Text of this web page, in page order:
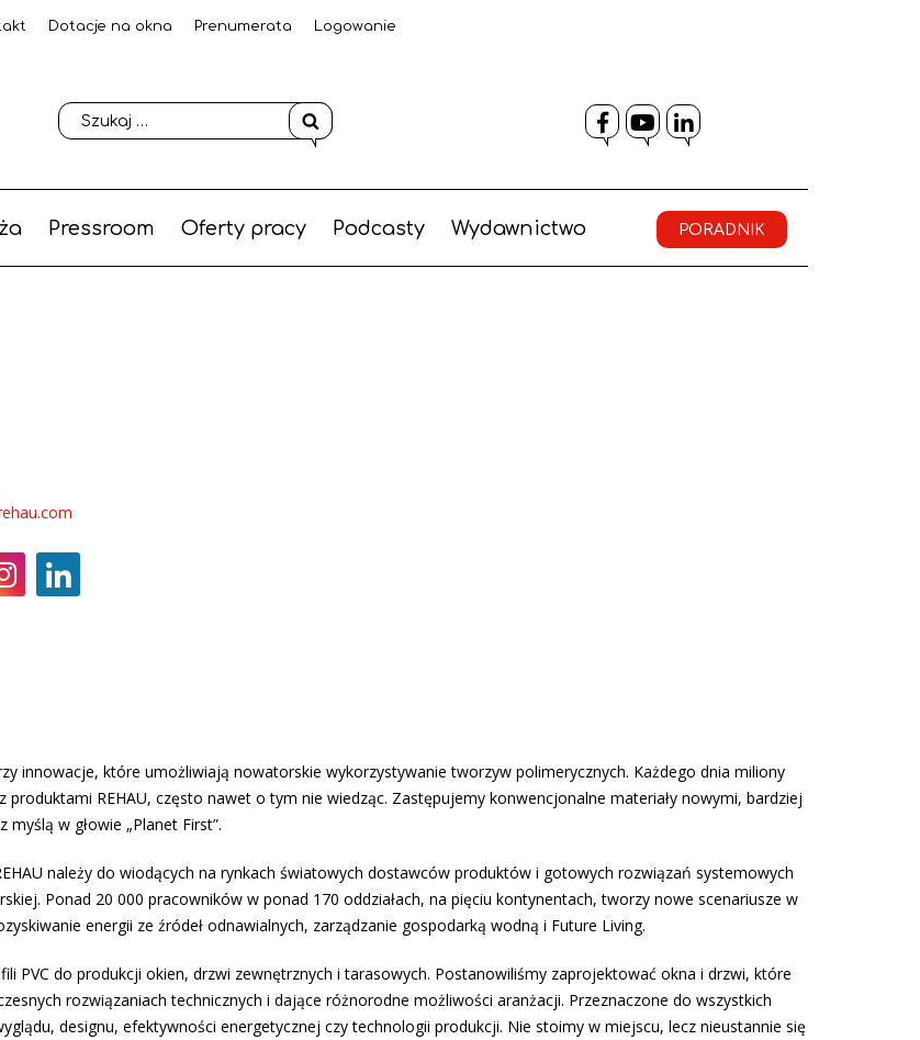
Dotacje na okna Prenumerata Logowanie
Facebook
YouTube
LinkedIn
Pressroom Oferty pracy Podcasty Wydawnictwo PORADNIK
innowacje, które umożliwiają nowatorskie wykorzystywanie tworzyw polimerycznych. Każdego dnia miliony
REHAU, często nawet o tym nie wiedząc. Zastępujemy konwencjonalne materiały nowymi, bardziej
w głowie „Planet First”.
należy do wiodących na rynkach światowych dostawców produktów i gotowych rozwiązań systemowych
Ponad 20 000 pracowników w ponad 170 oddziałach, na pięciu kontynentach, tworzy nowe scenariusze w
energii ze źródeł odnawialnych, zarządzanie gospodarką wodną i Future Living.
PVC do produkcji okien, drzwi zewnętrznych i tarasowych. Postanowiliśmy zaprojektować okna i drzwi, które
rozwiązaniach technicznych i dające różnorodne możliwości aranżacji. Przeznaczone do wszystkich
designu, efektywności energetycznej czy technologii produkcji. Nie stoimy w miejscu, lecz nieustannie się